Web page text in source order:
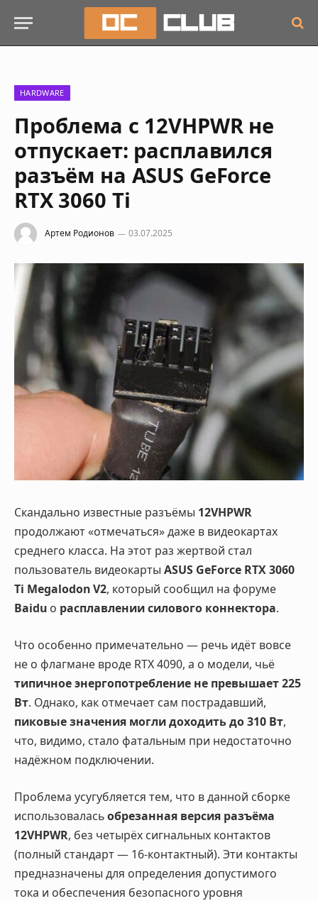
HARDWARE
Проблема с 12VHPWR не
отпускает: расплавился
разъём на ASUS GeForce
RTX 3060 Ti
Артем Родионов 03.07.2025
Скандально известные разъёмы 12VHPWR
продолжают «отмечаться» даже в видеокартах
среднего класса. На этот раз жертвой стал
пользователь видеокарты ASUS GeForce RTX 3060
Ti Megalodon V2, который сообщил на форуме
Baidu о расплавлении силового коннектора.
Что особенно примечательно — речь идёт вовсе
не о флагмане вроде RTX 4090, а о модели, чьё
типичное энергопотребление не превышает 225
Вт. Однако, как отмечает сам пострадавший,
пиковые значения могли доходить до 310 Вт,
что, видимо, стало фатальным при недостаточно
надёжном подключении.
Проблема усугубляется тем, что в данной сборке
использоваласьобрезанная версия разъёма
12VHPWR, без четырёх сигнальных контактов
(полный стандарт — 16-контактный). Эти контакты
предназначены для определения допустимого
тока и обеспечения безопасного уровня